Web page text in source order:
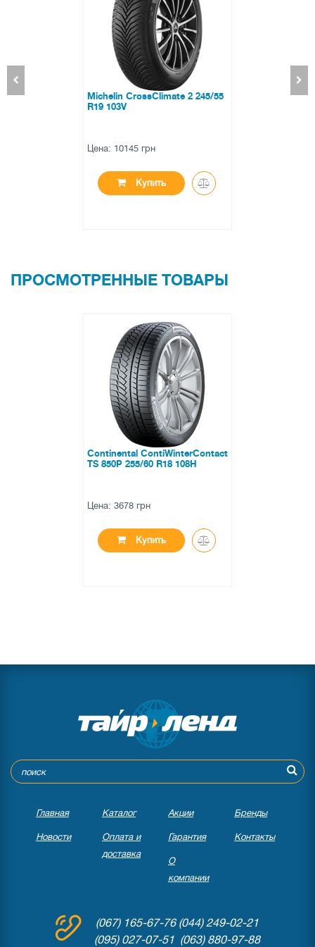
55 Avon ZX7 255/50 ZR19
ПРОСМОТРЕННЫЕ ТОВАРЫ
Continental ContiWinterContact
TS 850P 255/60 R18 108H
Цена: 3678 грн
Купить
Главная Каталог Акции Бренды
Новости
Оплата и
доставка
Гарантия Контакты
О
компании
(067) 165-67-76(044) 249-02-21
(095) 027-07-51 (063) 880-97-88